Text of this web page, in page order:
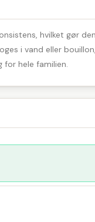
hvilket gør
i vand eller
hele familien.